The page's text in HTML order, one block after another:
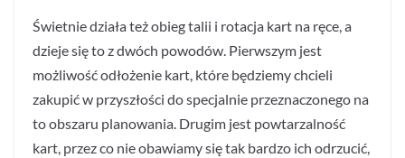
Świetnie działa też obieg talii i rotacja kart na ręce, a
dzieje się to z dwóch powodów. Pierwszym jest
możliwość odłożenie kart, które będziemy chcieli
zakupić w przyszłości do specjalnie przeznaczonego na
to obszaru planowania. Drugim jest powtarzalność
kart, przez co nie obawiamy się tak bardzo ich odrzucić,